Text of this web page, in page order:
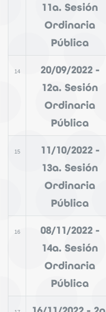
11a. Sesión
Ordinaria
Pública
14
20/09/2022 -
12a. Sesión
Ordinaria
Pública
15
11/10/2022 -
13a. Sesión
Ordinaria
Pública
16
08/11/2022 -
14a. Sesión
Ordinaria
Pública